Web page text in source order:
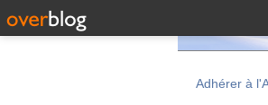
Adhérer à